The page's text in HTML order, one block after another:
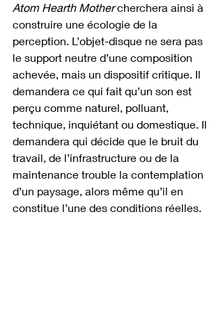
Atom Hearth Mother cherchera ainsi à
construire une écologie de la
perception. L’objet-disque ne sera pas
le support neutre d’une composition
achevée, mais un dispositif critique. Il
demandera ce qui fait qu’un son est
perçu comme naturel, polluant,
technique, inquiétant ou domestique. Il
demandera qui décide que le bruit du
travail, de l’infrastructure ou de la
maintenance trouble la contemplation
d’un paysage, alors même qu’il en
constitue l’une des conditions réelles.